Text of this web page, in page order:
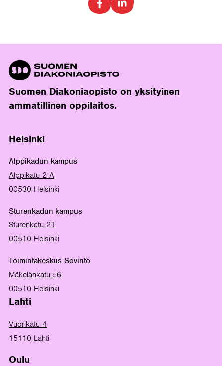
Suomen Diakoniaopisto on yksityinen
ammatillinen oppilaitos.
Helsinki
Alppikadun kampus
Alppikatu 2 A
00530 Helsinki
Sturenkadun kampus
Sturenkatu 21
00510 Helsinki
Toimintakeskus Sovinto
Mäkelänkatu 56
00510 Helsinki
Lahti
Vuorikatu 4
15110 Lahti
Oulu